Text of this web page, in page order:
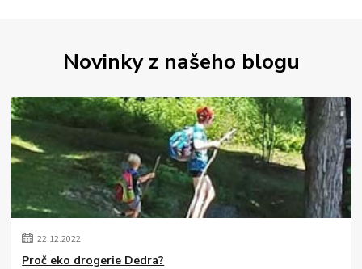
Novinky z našeho blogu
22.12.2022
Proč eko drogerie Dedra?